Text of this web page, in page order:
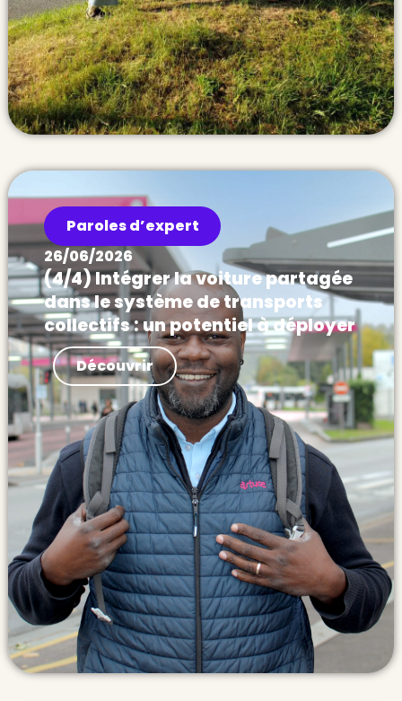
Paroles d’expert
26/06/2026
(4/4) Intégrer la voiture partagée
dans le système de transports
collectifs : un potentiel à déployer
Actualités Les lignes de covoiturage
peuvent être déployées dès maintenant
comme une première brique de transport
express. Elles produisent déjà
Découvrir